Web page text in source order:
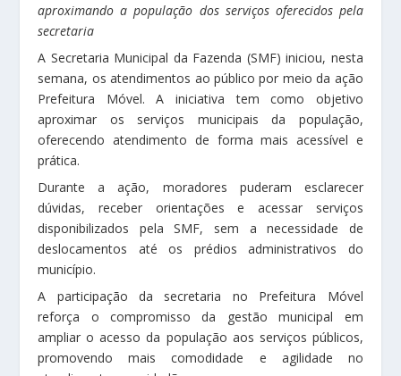
aproximando a população dos serviços oferecidos pela
secretaria
A Secretaria Municipal da Fazenda (SMF) iniciou, nesta
semana, os atendimentos ao público por meio da ação
Prefeitura Móvel. A iniciativa tem como objetivo
aproximar os serviços municipais da população,
oferecendo atendimento de forma mais acessível e
prática.
Durante a ação, moradores puderam esclarecer
dúvidas, receber orientações e acessar serviços
disponibilizados pela SMF, sem a necessidade de
deslocamentos até os prédios administrativos do
município.
A participação da secretaria no Prefeitura Móvel
reforça o compromisso da gestão municipal em
ampliar o acesso da população aos serviços públicos,
promovendo mais comodidade e agilidade no